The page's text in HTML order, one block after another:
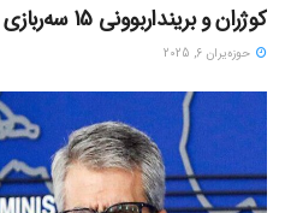
کوژران و برینداربوونی 15 سەربازی زایۆنیست لە باشوری غەززە
حوزه‌یران 6, 2025